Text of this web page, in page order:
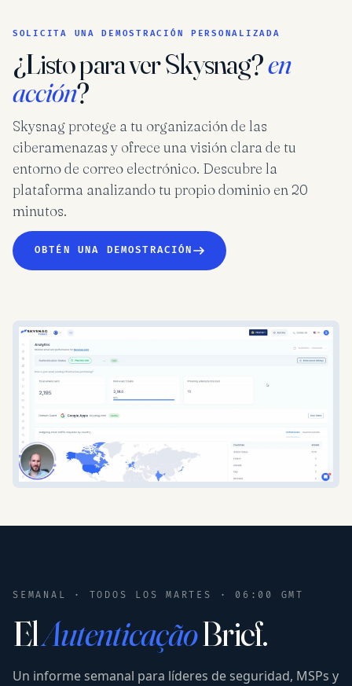
SOLICITA UNA DEMOSTRACIÓN PERSONALIZADA
¿Listo para ver Skysnag?en
acción?
Skysnag protege a tu organización de las
ciberamenazas y ofrece una visión clara de tu
entorno de correo electrónico. Descubre la
plataforma analizando tu propio dominio en 20
minutos.
OBTÉN UNA DEMOSTRACIÓN
SEMANAL · TODOS LOS MARTES · 06:00 GMT
ElAutenticaçãoBrief.
Un informe semanal para líderes de seguridad, MSPs y